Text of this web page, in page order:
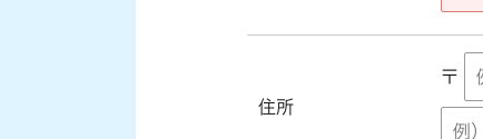
住所
〒